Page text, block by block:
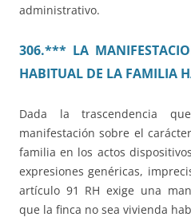
administrativo.
306.*** LA
HABITUAL DE LA FAMILIA
Dada la trascendencia
manifestación sobre el
familia en los actos
expresiones genéricas,
artículo 91 RH exige una
que la finca no sea vivienda